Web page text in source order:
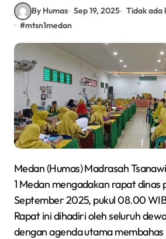
By Humas Sep 19, 2025 Tidak ada
#mtsn1medan
Medan (Humas) Madrasah Tsanawiyah Negeri (MTsN)
1 Medan mengadakan rapat dinas
September 2025, pukul 08.00
Rapat ini dihadiri oleh seluruh
dengan agenda utama